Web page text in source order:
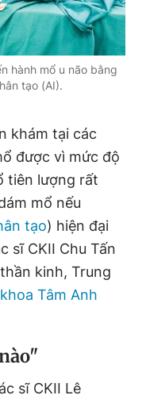
cấp ngày 24.3.2020
chấp thuận bằng văn
hành mổ u não bằng
tạo (AI).
khám tại các
được vì mức độ
tiên lượng rất
mổ nếu
tạo) hiện đại
sĩ CKII Chu Tấn
kinh, Trung
Tâm Anh
sĩ CKII Lê